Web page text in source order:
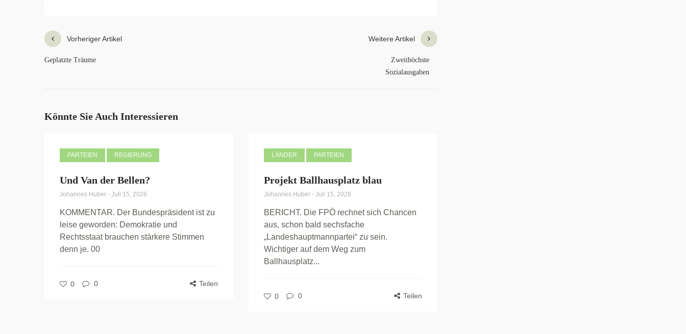
Vorheriger Artikel
Geplatzte Träume
Weitere Artikel
Zweithöchste
Sozialausgaben
Könnte Sie Auch Interessieren
PARTEIEN REGIERUNG
Und Van der Bellen?
Johannes Huber - Juli 15, 2026
KOMMENTAR. Der Bundespräsident ist zu
leise geworden: Demokratie und
Rechtsstaat brauchen stärkere Stimmen
denn je. 00
0 0 Teilen
LÄNDER PARTEIEN
Projekt Ballhausplatz blau
Johannes Huber - Juli 15, 2026
BERICHT. Die FPÖ rechnet sich Chancen
aus, schon bald sechsfache
„Landeshauptmannpartei“ zu sein.
Wichtiger auf dem Weg zum
Ballhausplatz...
0 0 Teilen